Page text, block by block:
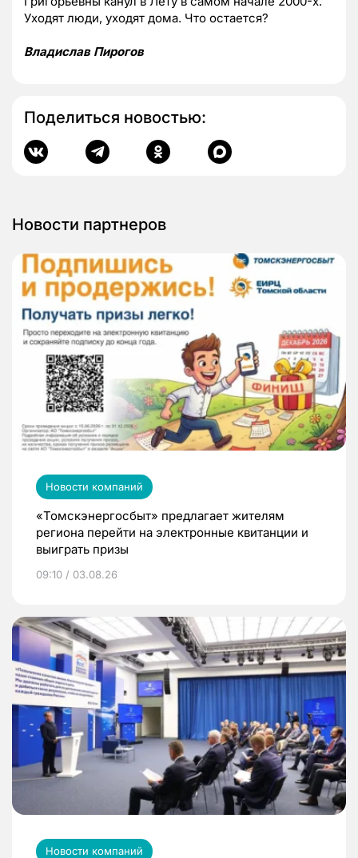
Уходят люди, уходят дома. Что остается?
Владислав Пирогов
Поделиться новостью:
Новости партнеров
Новости компаний
«Томскэнергосбыт» предлагает жителям
региона перейти на электронные квитанции и
выиграть призы
09:10 / 03.08.26
Новости компаний